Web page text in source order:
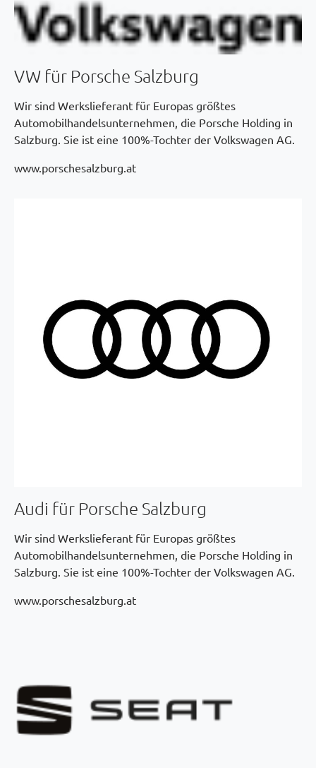
VW für Porsche Salzburg
Wir sind Werkslieferant für Europas größtes
Automobilhandelsunternehmen, die Porsche Holding in
Salzburg. Sie ist eine 100%-Tochter der Volkswagen AG.
www.porschesalzburg.at
Audi für Porsche Salzburg
Wir sind Werkslieferant für Europas größtes
Automobilhandelsunternehmen, die Porsche Holding in
Salzburg. Sie ist eine 100%-Tochter der Volkswagen AG.
www.porschesalzburg.at